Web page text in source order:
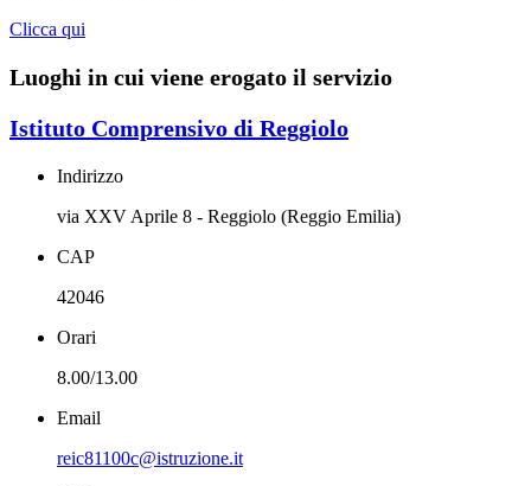
Clicca qui
Luoghi in cui viene erogato il servizio
Istituto Comprensivo di Reggiolo
Indirizzo
via XXV Aprile 8 - Reggiolo (Reggio Emilia)
CAP
42046
Orari
8.00/13.00
Email
reic81100c@istruzione.it